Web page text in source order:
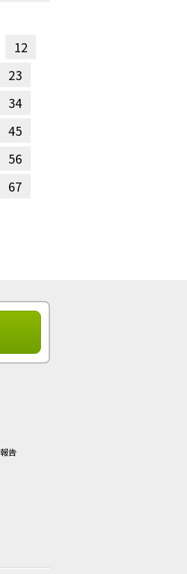
12
23
34
45
56
67
告